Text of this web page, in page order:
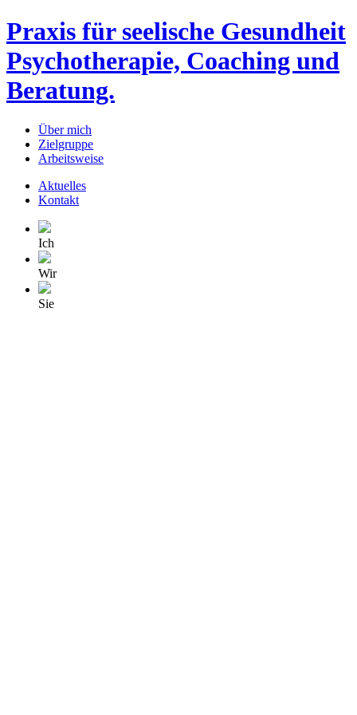
Praxis für seelische Gesundheit
Psychotherapie, Coaching und
Beratung.
Über mich
Zielgruppe
Arbeitsweise
Aktuelles
Kontakt
Ich
Wir
Sie